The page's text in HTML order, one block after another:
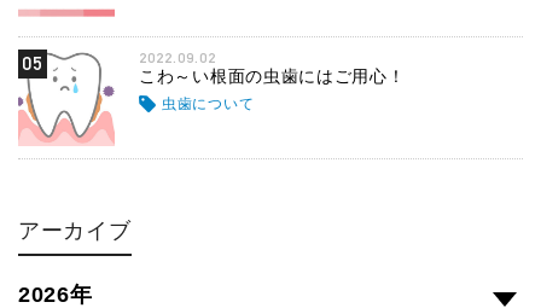
05 2022.09.02
こわ～い根面の虫歯にはご用心！
虫歯について
アーカイブ
2026年